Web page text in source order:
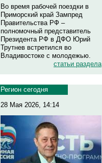
Во время рабочей поездки в
Приморский край Зампред
Правительства РФ –
полномочный представитель
Президента РФ в ДФО Юрий
Трутнев встретился во
Владивостоке с молодежью.
статьи раздела
Регион сегодня
28 Мая 2026, 14:14